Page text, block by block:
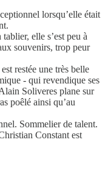
lorsqu’elle était
elle s’est peu à
souvenirs, trop peur
restée une très belle
- qui revendique ses
Soliveres plane sur
poêlé ainsi qu’au
Sommelier de talent.
Constant est